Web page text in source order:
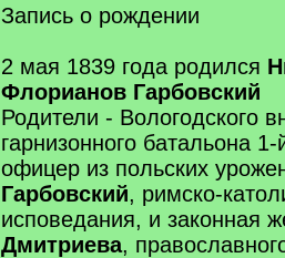
Запись о рождении
2 мая 1839 года родился
Флорианов Гарбовский
Родители - Вологодского
гарнизонного батальона
офицер из польских
Гарбовский, римско-
исповедания, и законная
Дмитриева,